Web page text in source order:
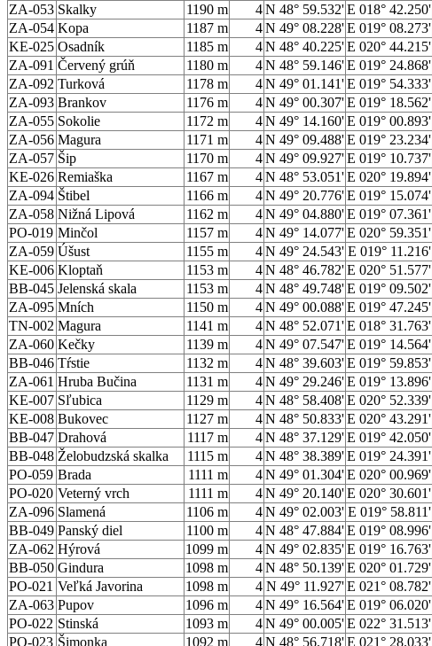
ZA-053 Skalky 1190 m 4N 48° 59.532'E 018° 42.250'
ZA-054 Kopa 1187 m 4N 49° 08.228'E 019° 08.273'
KE-025 Osadník 1185 m 4N 48° 40.225'E 020° 44.215'
ZA-091 Červený grúň 1180 m 4N 48° 59.146'E 019° 24.868'
ZA-092 Turková 1178 m 4N 49° 01.141'E 019° 54.333'
ZA-093 Brankov 1176 m 4N 49° 00.307'E 019° 18.562'
ZA-055 Sokolie 1172 m 4N 49° 14.160'E 019° 00.893'
ZA-056 Magura 1171 m 4N 49° 09.488'E 019° 23.234'
ZA-057 Šip 1170 m 4N 49° 09.927'E 019° 10.737'
KE-026 Remiaška 1167 m 4N 48° 53.051'E 020° 19.894'
ZA-094 Štibel 1166 m 4N 49° 20.776'E 019° 15.074'
ZA-058 Nižná Lipová 1162 m 4N 49° 04.880'E 019° 07.361'
PO-019 Minčol 1157 m 4N 49° 14.077'E 020° 59.351'
ZA-059 Úšust 1155 m 4N 49° 24.543' E 019° 11.216'
KE-006 Kloptaň 1153 m 4N 48° 46.782'E 020° 51.577'
BB-045 Jelenská skala 1153 m 4N 48° 49.748'E 019° 09.502'
ZA-095 Mních 1150 m 4N 49° 00.088'E 019° 47.245'
TN-002 Magura 1141 m 4N 48° 52.071'E 018° 31.763'
ZA-060 Kečky 1139 m 4N 49° 07.547'E 019° 14.564'
BB-046 Tŕstie 1132 m 4N 48° 39.603'E 019° 59.853'
ZA-061 Hruba Bučina 1131 m 4N 49° 29.246'E 019° 13.896'
KE-007 Sľubica 1129 m 4N 48° 58.408'E 020° 52.339'
KE-008 Bukovec 1127 m 4N 48° 50.833'E 020° 43.291'
BB-047 Drahová 1117 m 4N 48° 37.129'E 019° 42.050'
BB-048 Želobudzská skalka 1115 m 4N 48° 38.389'E 019° 24.391'
PO-059 Brada 1111 m 4N 49° 01.304'E 020° 00.969'
PO-020 Veterný vrch 1111 m 4N 49° 20.140'E 020° 30.601'
ZA-096 Slamená 1106 m 4N 49° 02.003' E 019° 58.811'
BB-049 Panský diel 1100 m 4N 48° 47.884'E 019° 08.996'
ZA-062 Hýrová 1099 m 4N 49° 02.835'E 019° 16.763'
BB-050 Gindura 1098 m 4N 48° 50.139'E 020° 01.729'
PO-021 Veľká Javorina 1098 m 4 N 49° 11.927'E 021° 08.782'
ZA-063 Pupov 1096 m 4N 49° 16.564'E 019° 06.020'
PO-022 Stinská 1093 m 4N 49° 00.005'E 022° 31.513'
PO-023 Šimonka 1092 m 4N 48° 56.718'E 021° 28.033'